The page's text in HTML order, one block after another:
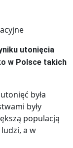
utonięcia
w Polsce takich
była
były
populacją
ludzi, a w